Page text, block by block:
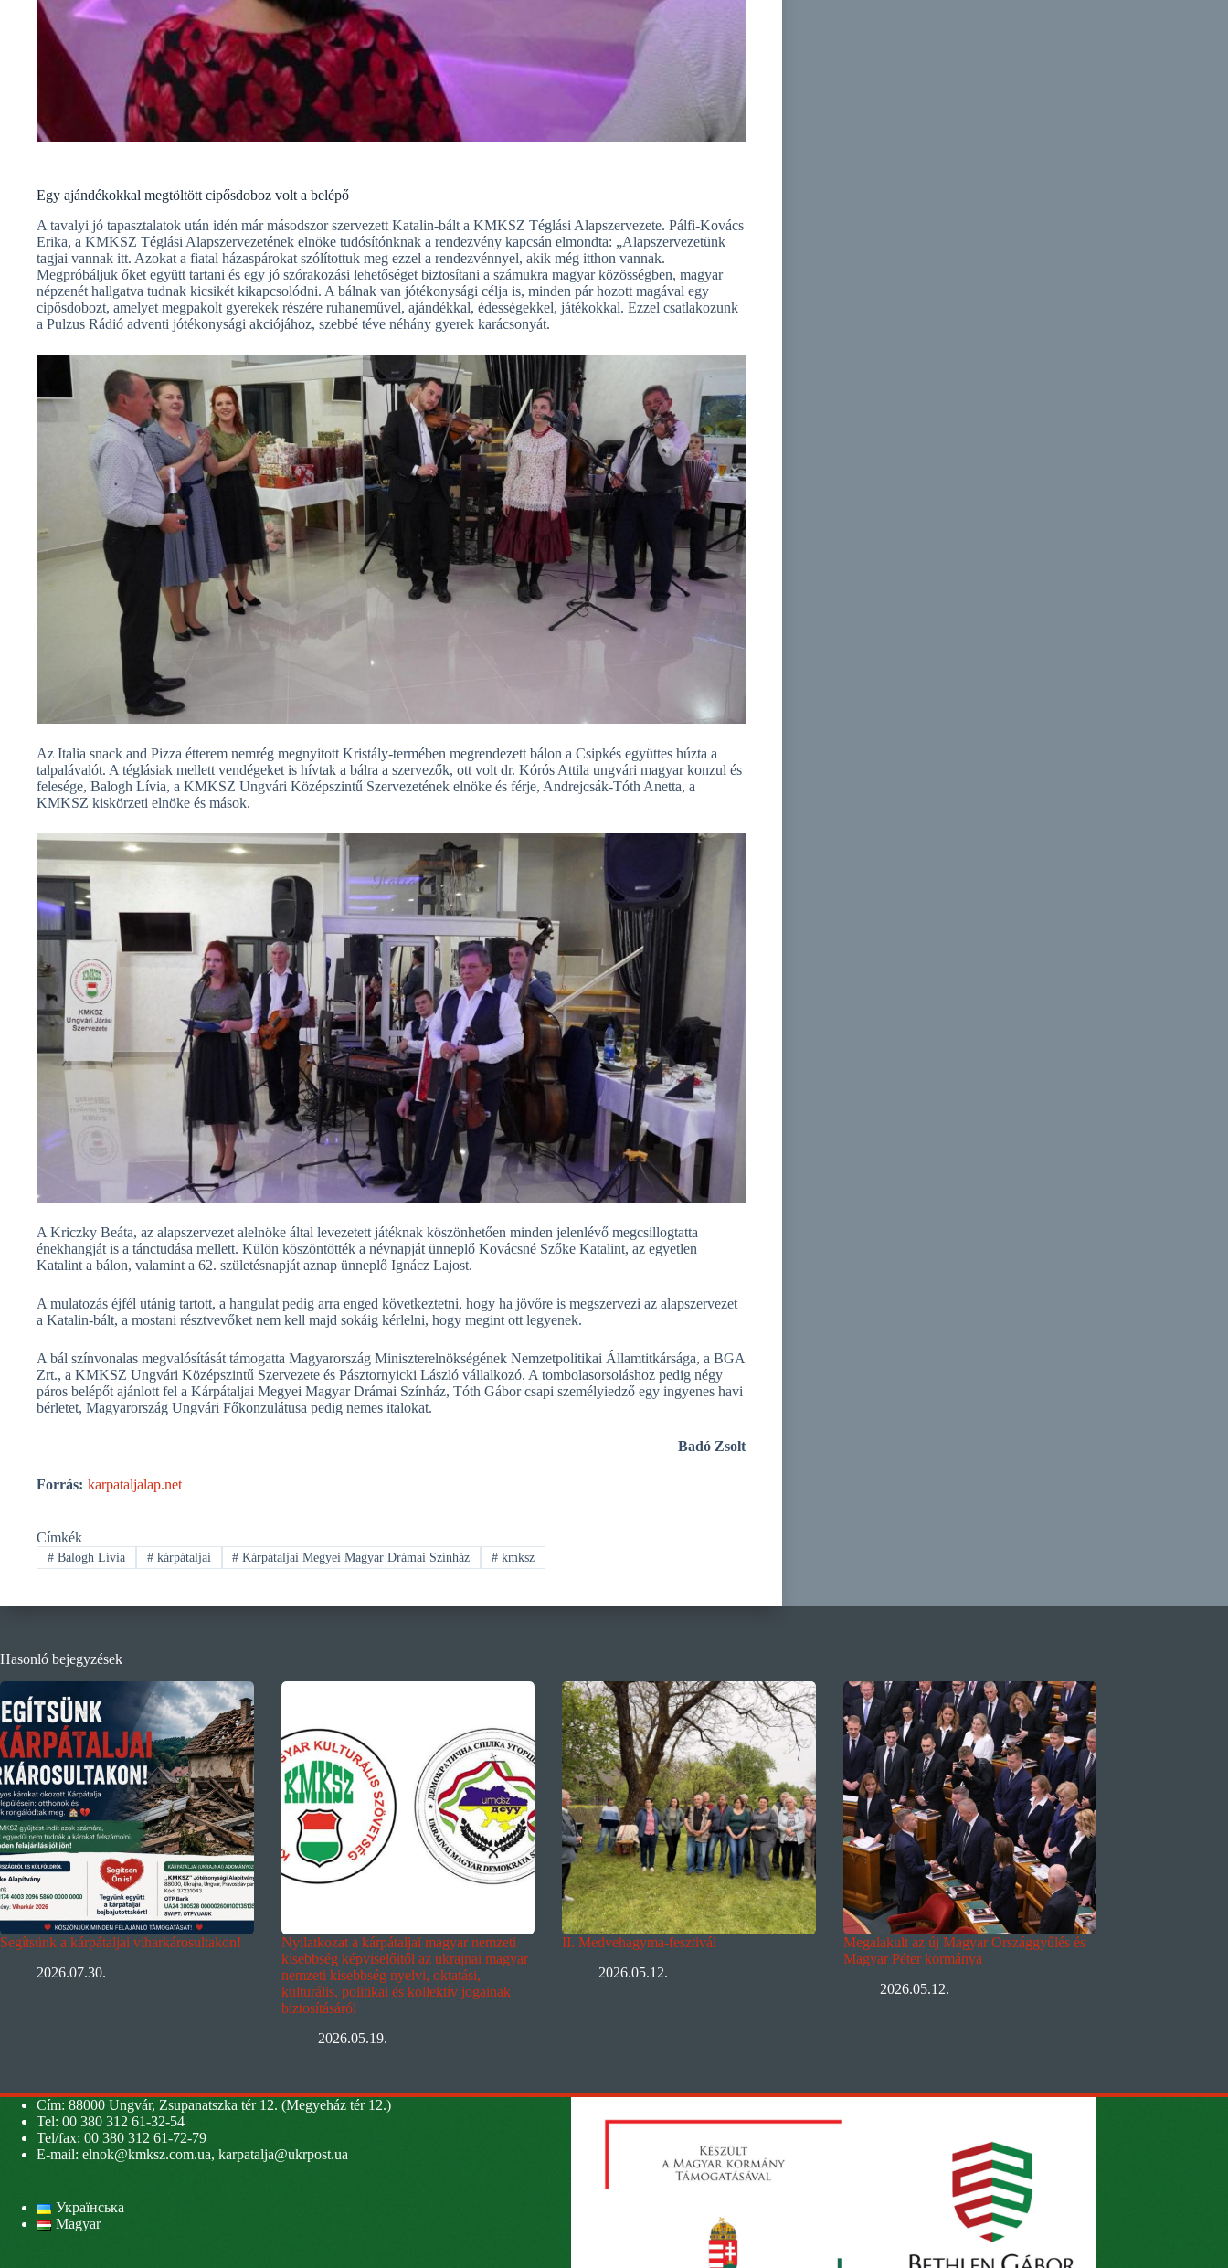
Egy ajándékokkal megtöltött cipősdoboz volt a belépő
A tavalyi jó tapasztalatok után idén már másodszor szervezett Katalin-bált a KMKSZ Téglási Alapszervezete. Pálfi-Kovács
Erika, a KMKSZ Téglási Alapszervezetének elnöke tudósítónknak a rendezvény kapcsán elmondta: „Alapszervezetünk
tagjai vannak itt. Azokat a fiatal házaspárokat szólítottuk meg ezzel a rendezvénnyel, akik még itthon vannak.
Megpróbáljuk őket együtt tartani és egy jó szórakozási lehetőséget biztosítani a számukra magyar közösségben, magyar
népzenét hallgatva tudnak kicsikét kikapcsolódni. A bálnak van jótékonysági célja is, minden pár hozott magával egy
cipősdobozt, amelyet megpakolt gyerekek részére ruhaneművel, ajándékkal, édességekkel, játékokkal. Ezzel csatlakozunk
a Pulzus Rádió adventi jótékonysági akciójához, szebbé téve néhány gyerek karácsonyát.
Az Italia snack and Pizza étterem nemrég megnyitott Kristály-termében megrendezett bálon a Csipkés együttes húzta a
talpalávalót. A téglásiak mellett vendégeket is hívtak a bálra a szervezők, ott volt dr. Kórós Attila ungvári magyar konzul és
felesége, Balogh Lívia, a KMKSZ Ungvári Középszintű Szervezetének elnöke és férje, Andrejcsák-Tóth Anetta, a
KMKSZ kiskörzeti elnöke és mások.
A Kriczky Beáta, az alapszervezet alelnöke által levezetett játéknak köszönhetően minden jelenlévő megcsillogtatta
énekhangját is a tánctudása mellett. Külön köszöntötték a névnapját ünneplő Kovácsné Szőke Katalint, az egyetlen
Katalint a bálon, valamint a 62. születésnapját aznap ünneplő Ignácz Lajost.
A mulatozás éjfél utánig tartott, a hangulat pedig arra enged következtetni, hogy ha jövőre is megszervezi az alapszervezet
a Katalin-bált, a mostani résztvevőket nem kell majd sokáig kérlelni, hogy megint ott legyenek.
A bál színvonalas megvalósítását támogatta Magyarország Miniszterelnökségének Nemzetpolitikai Államtitkársága, a BGA
Zrt., a KMKSZ Ungvári Középszintű Szervezete és Pásztornyicki László vállalkozó. A tombolasorsoláshoz pedig négy
páros belépőt ajánlott fel a Kárpátaljai Megyei Magyar Drámai Színház, Tóth Gábor csapi személyiedző egy ingyenes havi
bérletet, Magyarország Ungvári Főkonzulátusa pedig nemes italokat.
Badó Zsolt
Forrás: karpataljalap.net
Címkék
#Balogh Lívia #kárpátaljai # Kárpátaljai Megyei Magyar Drámai Színház # kmksz
Hasonló bejegyzések
Segítsünk a kárpátaljai viharkárosultakon!
2026.07.30.
Nyilatkozat a kárpátaljai magyar nemzeti
kisebbség képviselőitől az ukrajnai magyar
nemzeti kisebbség nyelvi, oktatási,
kulturális, politikai és kollektív jogainak
biztosításáról
2026.05.19.
II. Medvehagyma-fesztivál
2026.05.12.
Megalakult az új Magyar Országgyűlés és
Magyar Péter kormánya
2026.05.12.
Cím: 88000 Ungvár, Zsupanatszka tér 12. (Megyeház tér 12.)
Tel: 00 380 312 61-32-54
Tel/fax: 00 380 312 61-72-79
E-mail: elnok@kmksz.com.ua, karpatalja@ukrpost.ua
Українська
Magyar